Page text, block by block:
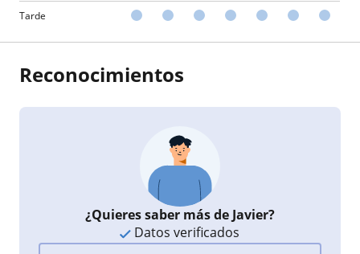
Tarde
Reconocimientos
¿Quieres saber más de Javier?
Datos verificados